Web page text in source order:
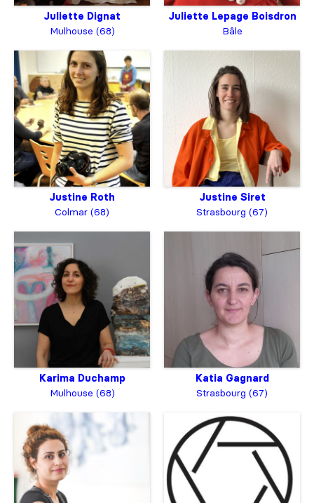
Juliette Dignat
Mulhouse (68)
Juliette Lepage Boisdron
Bâle
Justine Roth
Colmar (68)
Justine Siret
Strasbourg (67)
Karima Duchamp
Mulhouse (68)
Katia Gagnard
Strasbourg (67)